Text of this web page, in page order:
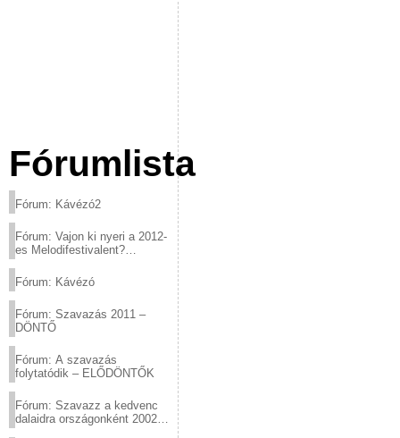
Fórumlista
Fórum: Kávézó2
Fórum: Vajon ki nyeri a 2012-
es Melodifestivalent?
Fórum: Kávézó
Fórum: Szavazás 2011 –
DÖNTŐ
Fórum: A szavazás
folytatódik – ELŐDÖNTŐK
Fórum: Szavazz a kedvenc
dalaidra országonként 2002